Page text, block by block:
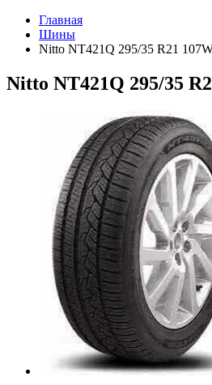
Главная
Шины
Nitto NT421Q 295/35 R21
Nitto NT421Q 295/35